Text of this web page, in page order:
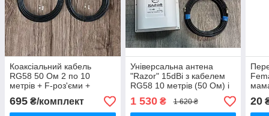
Коаксіальний кабель
RG58 50 Ом 2 по 10
метрів + F-роз'єми +
антенні перехідники SMA
(MIMO)
695 ₴/комплект
Універсальна антена
"Razor" 15dBi з кабелем
RG58 10 метрів (50 Ом) і
1 530₴ 1 620 ₴ 20